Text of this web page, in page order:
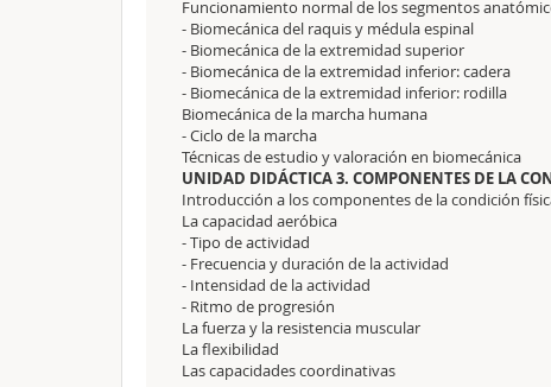
Funcionamiento normal de los segmentos
- Biomecánica del raquis y médula espinal
- Biomecánica de la extremidad superior
- Biomecánica de la extremidad inferior: cadera
- Biomecánica de la extremidad inferior: rodilla
Biomecánica de la marcha humana
- Ciclo de la marcha
Técnicas de estudio y valoración en biomecánica
UNIDAD DIDÁCTICA 3. COMPONENTES DE LA
Introducción a los componentes de la condición
La capacidad aeróbica
- Tipo de actividad
- Frecuencia y duración de la actividad
- Intensidad de la actividad
- Ritmo de progresión
La fuerza y la resistencia muscular
La flexibilidad
Las capacidades coordinativas